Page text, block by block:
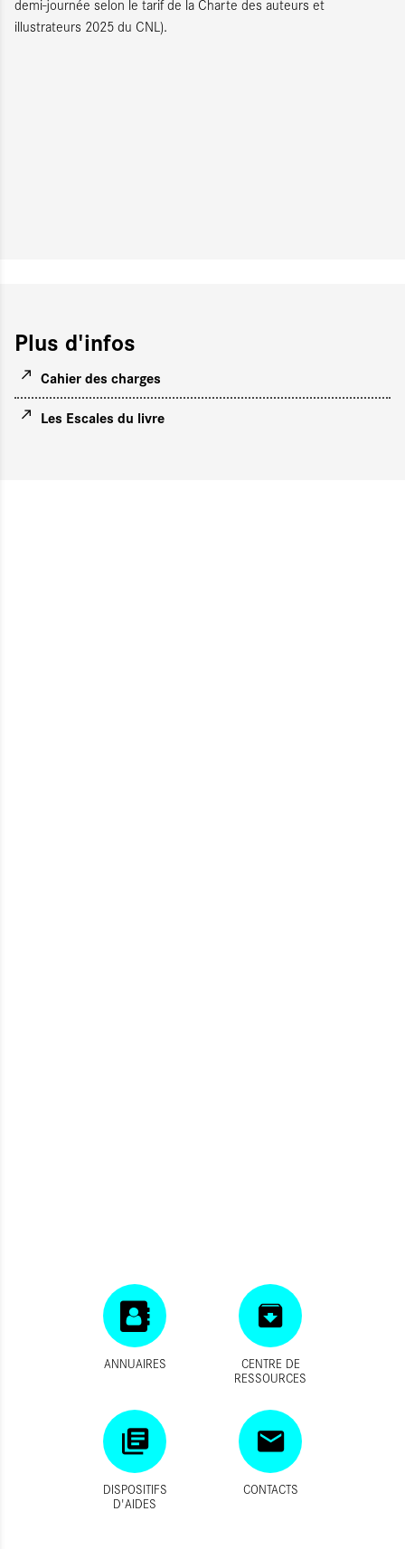
demi-journée selon le tarif de la Charte des auteurs et
illustrateurs 2025 du CNL).
Plus d'infos
Cahier des charges
Les Escales du livre
ANNUAIRES
CENTRE DE
RESSOURCES
DISPOSITIFS
D'AIDES
CONTACTS